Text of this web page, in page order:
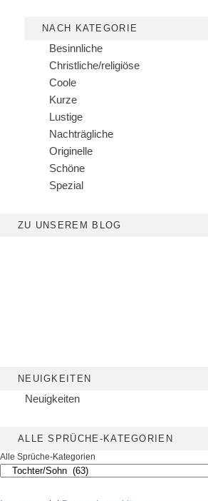
NACH KATEGORIE
Besinnliche
Christliche/religiöse
Coole
Kurze
Lustige
Nachträgliche
Originelle
Schöne
Spezial
ZU UNSEREM BLOG
NEUIGKEITEN
Neuigkeiten
ALLE SPRÜCHE-KATEGORIEN
Alle Sprüche-Kategorien